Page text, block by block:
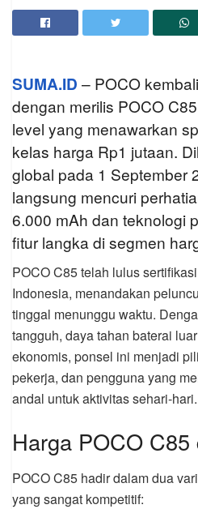
SUMA.ID – POCO
dengan merilis POCO
level yang menawarkan
kelas harga Rp1 jutaan.
global pada 1 September
langsung mencuri
6.000 mAh dan teknologi
fitur langka di segmen
POCO C85 telah lulus
Indonesia, menandakan
tinggal menunggu waktu.
tangguh, daya tahan baterai
ekonomis, ponsel ini menjadi
pekerja, dan pengguna yang
andal untuk aktivitas sehari-hari.
Harga POCO
POCO C85 hadir dalam dua
yang sangat kompetitif: